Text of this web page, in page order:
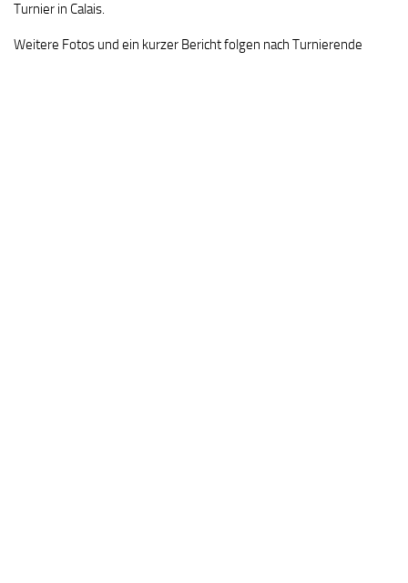
Turnier in Calais.
Weitere Fotos und ein kurzer Bericht folgen nach Turnierende